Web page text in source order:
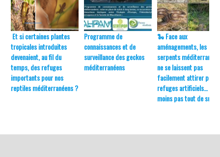
Et si certaines plantes
tropicales introduites
devenaient, au fil du
temps, des refuges
importants pour nos
reptiles méditerranéens ?
Programme de
connaissances et de
surveillance des geckos
méditerranéens
🐍 Face aux
aménagements, les
serpents
ne se laissent pas
facilement attirer par
refuges artificiels… du
moins pas tout de suite